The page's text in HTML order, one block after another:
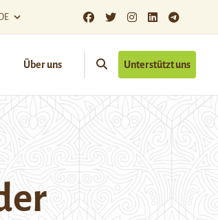
DE
Über uns Unterstützt uns